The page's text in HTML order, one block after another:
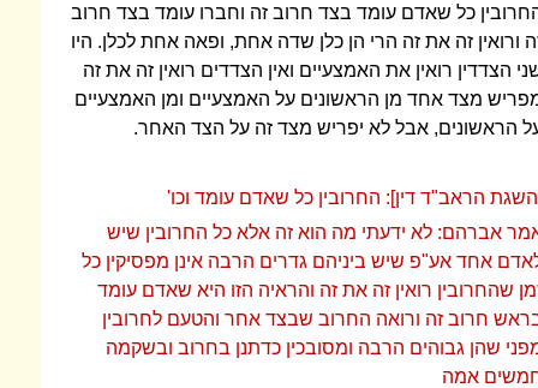
כל שאדם עומד בצד חרוב זה וחברו עומד בצד חרוב
ורואין זה את זה הרי הן כלן שדה אחת, ופאה אחת לכלן. היו
הצדדין רואין את האמצעיים ואין הצדדים רואין זה את זה
מצד אחד מן הראשונים על האמצעיים ומן האמצעיים
הראשונים, אבל לא יפריש מצד זה על הצד האחר.
הראב"ד דין]: החרובין כל שאדם עומד וכו'
אברהם: לא ידעתי מה הוא זה אלא כל החרובין שיש
אחד אע"פ שיש ביניהם גדרים הרבה אינן מפסיקין כל
שהחרובין רואין זה את זה והראיה הזו היא שאדם עומד
חרוב זה ורואה החרוב שבצד אחר והטעם לחרובין
שהן גבוהים הרבה ומסובכין כדתנן בחרוב ובשקמה
אמה